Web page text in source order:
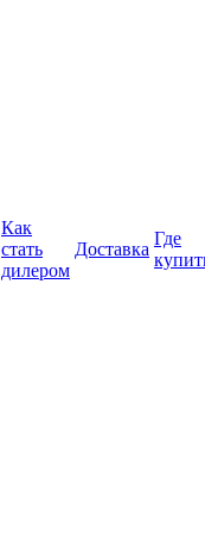
Как
стать
дилером
Доставка
Где